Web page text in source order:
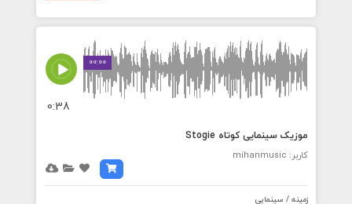
00:00
0:38
موزیک سینمایی کوتاه Stogie
کاربر: mihanmusic
زمینه / سینمایی